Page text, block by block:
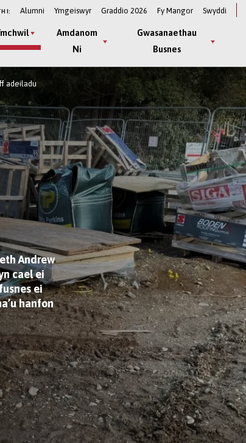
I: Alumni Ymgeiswyr Graddio 2026 Fy Mangor Swyddi
Amdanom
Ni
Gwasanaethau
Busnes
adeiladu
Andrew
cael ei
ei
hanfon